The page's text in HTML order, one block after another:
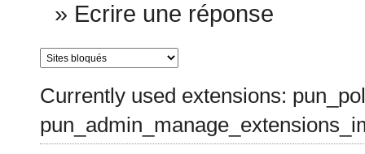
» Ecrire une réponse
Currently used extensions: